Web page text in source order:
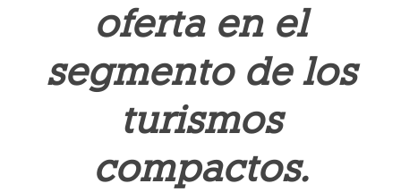
oferta en el
segmento de los
turismos
compactos.